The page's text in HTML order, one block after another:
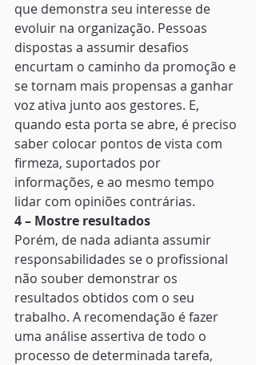
que demonstra seu interesse de
evoluir na organização. Pessoas
dispostas a assumir desafios
encurtam o caminho da promoção e
se tornam mais propensas a ganhar
voz ativa junto aos gestores. E,
quando esta porta se abre, é preciso
saber colocar pontos de vista com
firmeza, suportados por
informações, e ao mesmo tempo
lidar com opiniões contrárias.
4 – Mostre resultados
Porém, de nada adianta assumir
responsabilidades se o profissional
não souber demonstrar os
resultados obtidos com o seu
trabalho. A recomendação é fazer
uma análise assertiva de todo o
processo de determinada tarefa,